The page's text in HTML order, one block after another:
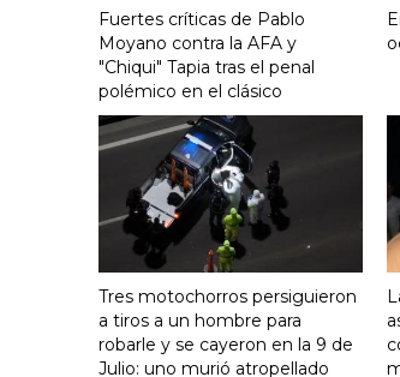
Fuertes críticas de Pablo
Moyano contra la AFA y
"Chiqui" Tapia tras el penal
polémico en el clásico
Tres motochorros persiguieron
a tiros a un hombre para
robarle y se cayeron en la 9 de
Julio: uno murió atropellado